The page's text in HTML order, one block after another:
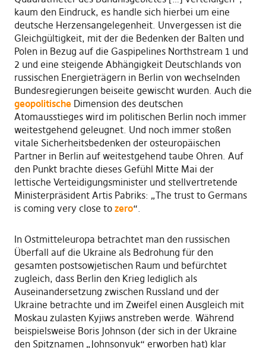
kaum den Eindruck, es handle sich hierbei um eine
deutsche Herzensangelegenheit. Unvergessen ist die
Gleichgültigkeit, mit der die Bedenken der Balten und
Polen in Bezug auf die Gaspipelines Northstream 1 und
2 und eine steigende Abhängigkeit Deutschlands von
russischen Energieträgern in Berlin von wechselnden
Bundesregierungen beiseite gewischt wurden. Auch die
geopolitischeDimension des deutschen
Atomausstieges wird im politischen Berlin noch immer
weitestgehend geleugnet. Und noch immer stoßen
vitale Sicherheitsbedenken der osteuropäischen
Partner in Berlin auf weitestgehend taube Ohren. Auf
den Punkt brachte dieses Gefühl Mitte Mai der
lettische Verteidigungsminister und stellvertretende
Ministerpräsident Artis Pabriks: „The trust to Germans
is coming very close to zero“.
In Ostmitteleuropa betrachtet man den russischen
Überfall auf die Ukraine als Bedrohung für den
gesamten postsowjetischen Raum und befürchtet
zugleich, dass Berlin den Krieg lediglich als
Auseinandersetzung zwischen Russland und der
Ukraine betrachte und im Zweifel einen Ausgleich mit
Moskau zulasten Kyjiws anstreben werde. Während
beispielsweise Boris Johnson (der sich in der Ukraine
den Spitznamen „Johnsonyuk“ erworben hat) klar